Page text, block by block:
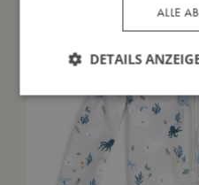
ALLE
DETAILS